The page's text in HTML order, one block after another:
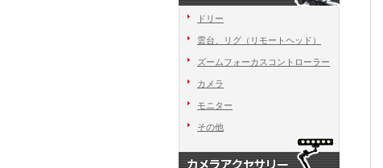
ドリー
雲台、リグ（リモートヘッド）
ズームフォーカスコントローラー
カメラ
モニター
その他